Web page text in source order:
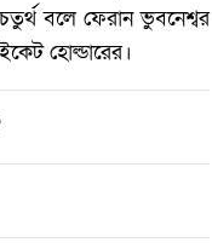
বলে ফেরান ভুবনেশ্বর
হোল্ডারের।